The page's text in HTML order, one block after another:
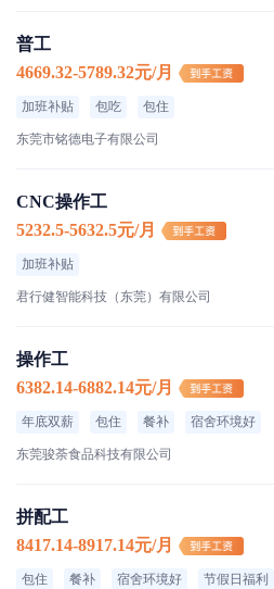
普工
4669.32-5789.32元/月
加班补贴 包吃 包住
东莞市铭德电子有限公司
CNC操作工
5232.5-5632.5元/月
加班补贴
君行健智能科技（东莞）有限公司
操作工
6382.14-6882.14元/月
年底双薪 包住 餐补 宿舍环境好
东莞骏荼食品科技有限公司
拼配工
8417.14-8917.14元/月
包住 餐补 宿舍环境好 节假日福利